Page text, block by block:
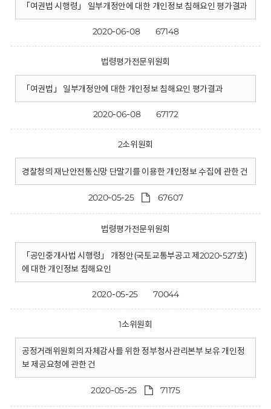
「여권법 시행령」 일부개정안에 대한 개인정보 침해요인 평가결과
2020-06-08 67148
법령평가전문위원회
「여권법」 일부개정안에 대한 개인정보 침해요인 평가결과
2020-06-08 67172
2소위원회
경찰청의 재난안전통신망 단말기를 이용한 개인정보 수집에 관한 건
2020-05-25 67607
법령평가전문위원회
「공인중개사법 시행령」 개정안(국토교통부공고 제2020-527호)
에 대한 개인정보 침해요인
2020-05-25 70044
1소위원회
공정거래위원회의 자체감사를 위한 정부청사관리본부 보유 개인정
보 제공요청에 관한 건
2020-05-25 71175